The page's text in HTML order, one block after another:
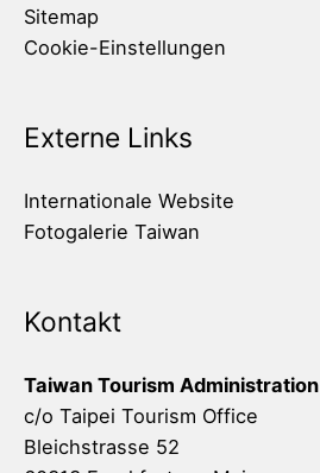
Sitemap
Cookie-Einstellungen
Externe Links
Internationale Website
Fotogalerie Taiwan
Kontakt
Taiwan Tourism Administration
c/o Taipei Tourism Office
Bleichstrasse 52